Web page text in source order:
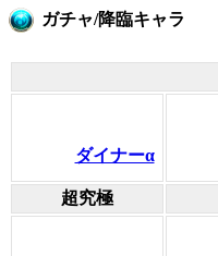
ガチャ/降臨キャラ
ダイナーα
超究極